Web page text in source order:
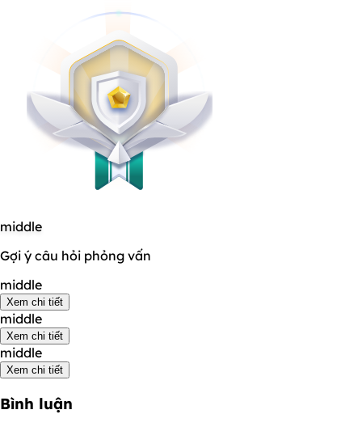
middle
Gợi ý câu hỏi phỏng vấn
middle
Xem chi tiết
middle
Xem chi tiết
middle
Xem chi tiết
Bình luận